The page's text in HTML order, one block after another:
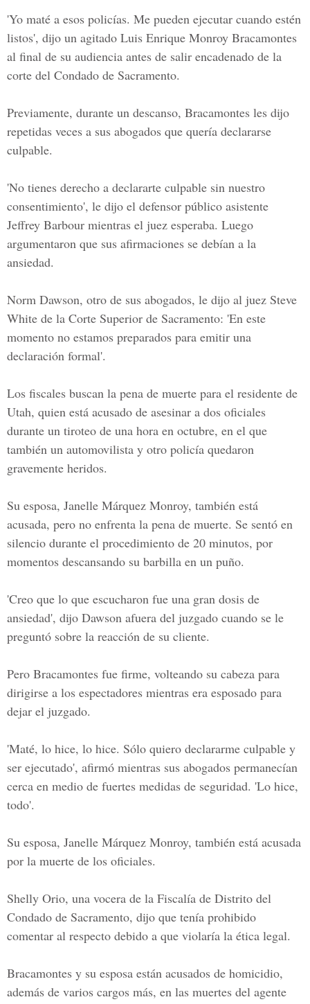
'Yo maté a esos policías. Me pueden ejecutar cuando estén
listos', dijo un agitado Luis Enrique Monroy Bracamontes
al final de su audiencia antes de salir encadenado de la
corte del Condado de Sacramento.
Previamente, durante un descanso, Bracamontes les dijo
repetidas veces a sus abogados que quería declararse
culpable.
'No tienes derecho a declararte culpable sin nuestro
consentimiento', le dijo el defensor público asistente
Jeffrey Barbour mientras el juez esperaba. Luego
argumentaron que sus afirmaciones se debían a la
ansiedad.
Norm Dawson, otro de sus abogados, le dijo al juez Steve
White de la Corte Superior de Sacramento: 'En este
momento no estamos preparados para emitir una
declaración formal'.
Los fiscales buscan la pena de muerte para el residente de
Utah, quien está acusado de asesinar a dos oficiales
durante un tiroteo de una hora en octubre, en el que
también un automovilista y otro policía quedaron
gravemente heridos.
Su esposa, Janelle Márquez Monroy, también está
acusada, pero no enfrenta la pena de muerte. Se sentó en
silencio durante el procedimiento de 20 minutos, por
momentos descansando su barbilla en un puño.
'Creo que lo que escucharon fue una gran dosis de
ansiedad', dijo Dawson afuera del juzgado cuando se le
preguntó sobre la reacción de su cliente.
Pero Bracamontes fue firme, volteando su cabeza para
dirigirse a los espectadores mientras era esposado para
dejar el juzgado.
'Maté, lo hice, lo hice. Sólo quiero declararme culpable y
ser ejecutado', afirmó mientras sus abogados permanecían
cerca en medio de fuertes medidas de seguridad. 'Lo hice,
todo'.
Su esposa, Janelle Márquez Monroy, también está acusada
por la muerte de los oficiales.
Shelly Orio, una vocera de la Fiscalía de Distrito del
Condado de Sacramento, dijo que tenía prohibido
comentar al respecto debido a que violaría la ética legal.
Bracamontes y su esposa están acusados de homicidio,
además de varios cargos más, en las muertes del agente